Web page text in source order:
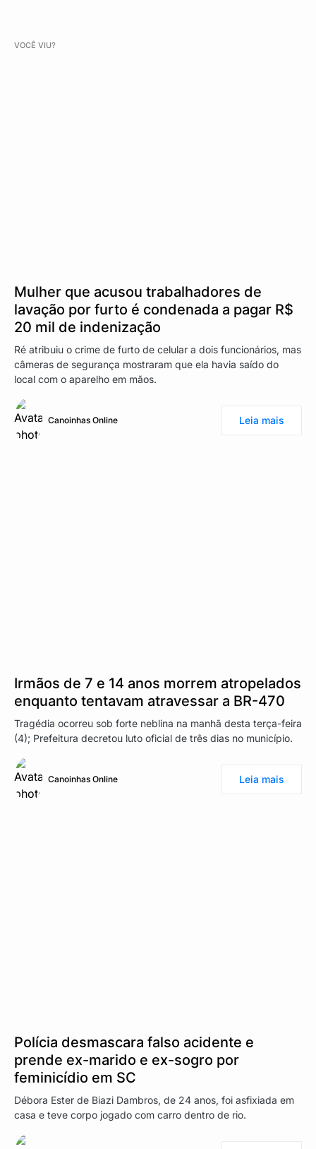
VOCÊ VIU?
Mulher que acusou trabalhadores de
lavação por furto é condenada a pagar R$
20 mil de indenização
Ré atribuiu o crime de furto de celular a dois funcionários, mas
câmeras de segurança mostraram que ela havia saído do
local com o aparelho em mãos.
Canoinhas Online Leia mais
Irmãos de 7 e 14 anos morrem atropelados
enquanto tentavam atravessar a BR-470
Tragédia ocorreu sob forte neblina na manhã desta terça-feira
(4); Prefeitura decretou luto oficial de três dias no município.
Canoinhas Online Leia mais
Polícia desmascara falso acidente e
prende ex-marido e ex-sogro por
feminicídio em SC
Débora Ester de Biazi Dambros, de 24 anos, foi asfixiada em
casa e teve corpo jogado com carro dentro de rio.